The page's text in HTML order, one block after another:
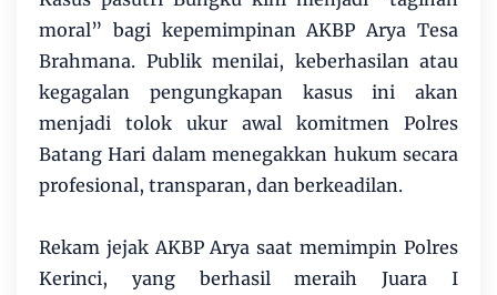
moral” bagi kepemimpinan AKBP Arya Tesa
Brahmana. Publik menilai, keberhasilan atau
kegagalan pengungkapan kasus ini akan
menjadi tolok ukur awal komitmen Polres
Batang Hari dalam menegakkan hukum secara
profesional, transparan, dan berkeadilan.
Rekam jejak AKBP Arya saat memimpin Polres
Kerinci, yang berhasil meraih Juara I